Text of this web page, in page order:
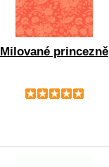
Milované princezně